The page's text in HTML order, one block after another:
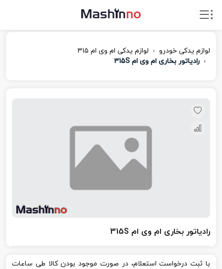
لوازم یدکی خودرو
لوازم یدکی ام‌ وی‌ ام ۳۱۵
رادیاتور بخاری ام وی ام 315S
رادیاتور بخاری ام وی ام 315S
با ثبت درخواست استعلام، در صورت موجود بودن کالا طی ساعات